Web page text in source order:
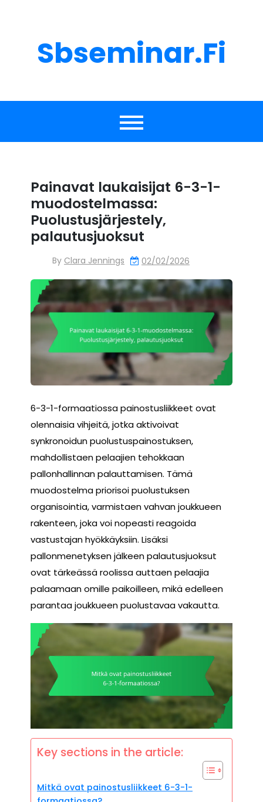
Sbseminar.fi
Painavat laukaisijat 6-3-1-
muodostelmassa:
Puolustusjärjestely,
palautusjuoksut
By Clara Jennings 02/02/2026
6-3-1-formaatiossa painostusliikkeet ovat
olennaisia vihjeitä, jotka aktivoivat
synkronoidun puolustuspainostuksen,
mahdollistaen pelaajien tehokkaan
pallonhallinnan palauttamisen. Tämä
muodostelma priorisoi puolustuksen
organisointia, varmistaen vahvan joukkueen
rakenteen, joka voi nopeasti reagoida
vastustajan hyökkäyksiin. Lisäksi
pallonmenetyksen jälkeen palautusjuoksut
ovat tärkeässä roolissa auttaen pelaajia
palaamaan omille paikoilleen, mikä edelleen
parantaa joukkueen puolustavaa vakautta.
Key sections in the article:
Mitkä ovat painostusliikkeet 6-3-1-